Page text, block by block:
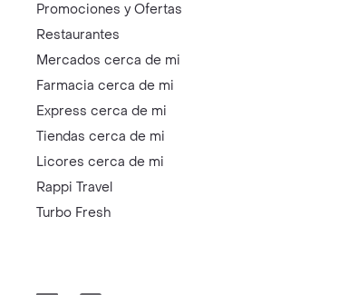
Promociones y Ofertas
Restaurantes
Mercados cerca de mi
Farmacia cerca de mi
Express cerca de mi
Tiendas cerca de mi
Licores cerca de mi
Rappi Travel
Turbo Fresh